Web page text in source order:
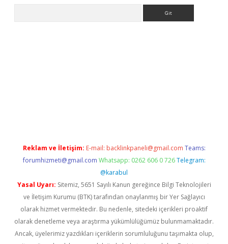
Reklam ve İletişim: E-mail: backlinkpaneli@gmail.com Teams:
forumhizmeti@gmail.com Whatsapp: 0262 606 0 726 Telegram:
@karabul
Yasal Uyarı: Sitemiz, 5651 Sayılı Kanun gereğince Bilgi Teknolojileri
ve İletişim Kurumu (BTK) tarafından onaylanmış bir Yer Sağlayıcı
olarak hizmet vermektedir. Bu nedenle, sitedeki içerikleri proaktif
olarak denetleme veya araştırma yükümlülüğümüz bulunmamaktadır.
Ancak, üyelerimiz yazdıkları içeriklerin sorumluluğunu taşımakta olup,